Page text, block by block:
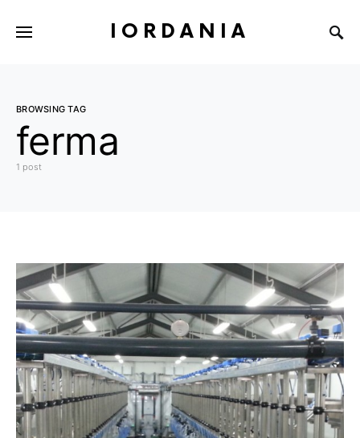
IORDANIA
BROWSING TAG
ferma
1 post